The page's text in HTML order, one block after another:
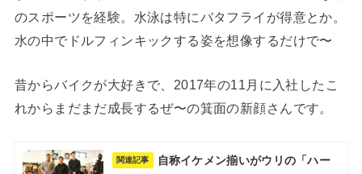
のスポーツを経験。水泳は特にバタフライが得意とか。
水の中でドルフィンキックする姿を想像するだけで〜
昔からバイクが大好きで、2017年の11月に入社したこ
れからまだまだ成長するぜ〜の箕面の新顔さんです。
関連記事
自称イケメン揃いがウリの「ハー